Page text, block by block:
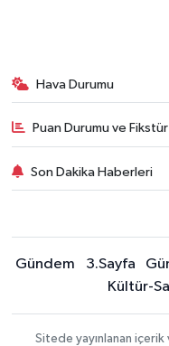
Hava Durumu
Puan Durumu ve Fikstür
Son Dakika Haberleri
Gündem 3.Sayfa
Kültür-
Sitede yayınlanan